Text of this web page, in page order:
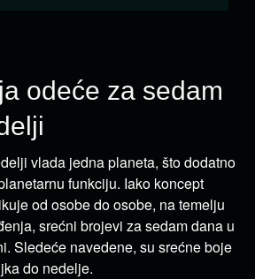
odeće za sedam
vlada jedna planeta, što dodatno
funkciju. Iako koncept
od osobe do osobe, na temelju
srećni brojevi za sedam dana u
Sledeće navedene, su srećne boje
do nedelje.